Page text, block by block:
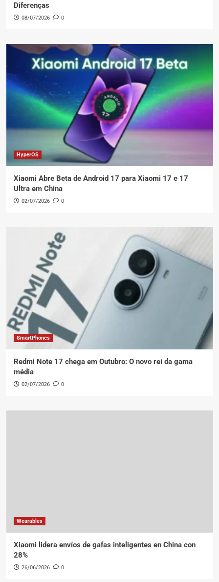
Diferenças
08/07/2026 0
HyperOS
Xiaomi Abre Beta de Android 17 para Xiaomi 17 e 17
Ultra em China
02/07/2026 0
SmartPhones
Redmi Note 17 chega em Outubro: O novo rei da gama
média
02/07/2026 0
Wearables
Xiaomi lidera envíos de gafas inteligentes en China con
28%
26/06/2026 0